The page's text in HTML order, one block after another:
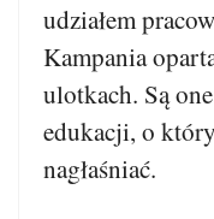
udziałem
Kampania
ulotkach. Są
edukacji, o
nagłaśniać.